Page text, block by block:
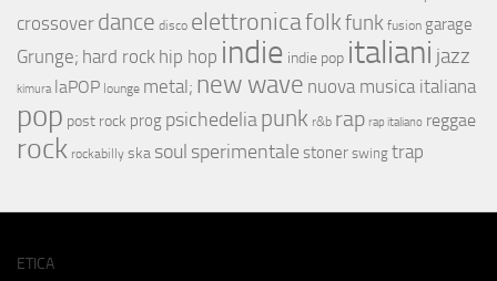
crossover dance disco elettronicafolkfunk fusion garage
Grunge; hard rock hip hop indie indie pop italiani jazz
kimura laPOP lounge metal; new wave nuova musica italiana
pop post rock prog psichedeliapunk r&b rap rap italiano reggae
rock rockabilly ska soul sperimentale stoner swing trap
ETICA